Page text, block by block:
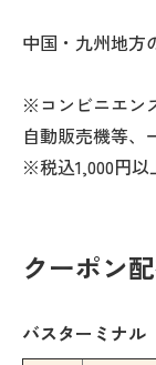
中国・九州地方
※コンビニエン
自動販売機等、
※税込1,000円以
クーポン
バスターミナル